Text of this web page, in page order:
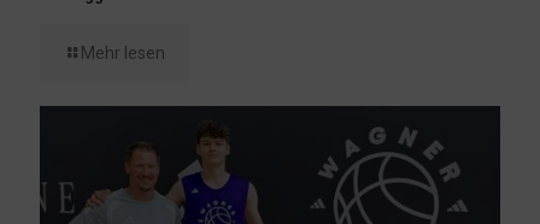
Mehr lesen